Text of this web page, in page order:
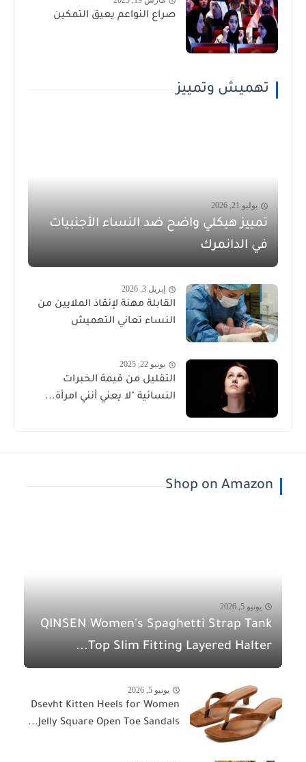
صراع النواعم يعيق التمكين
تهميش وتمييز
يوليو 21, 2026
تمييز هيكلي واضح ضد النساء الأجنبيات
في الدانمرك
إبريل 3, 2026
القابلة مهنة لإنقاذ الملايين من
النساء تعاني التهميش
يونيو 22, 2025
التقليل من قيمة الخبرات
النسائية "لا يعني أنني امرأة...
Shop on Amazon
يونيو 5, 2026
QINSEN Women's Spaghetti Strap Tank
Top Slim Fitting Layered Halter...
يونيو 5, 2026
Dsevht Kitten Heels for Women
Jelly Square Open Toe Sandals...